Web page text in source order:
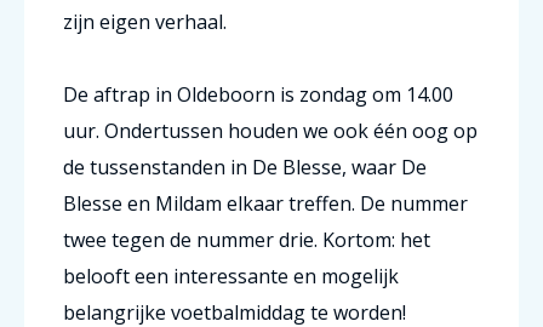
zijn eigen verhaal.
De aftrap in Oldeboorn is zondag om 14.00
uur. Ondertussen houden we ook één oog op
de tussenstanden in De Blesse, waar De
Blesse en Mildam elkaar treffen. De nummer
twee tegen de nummer drie. Kortom: het
belooft een interessante en mogelijk
belangrijke voetbalmiddag te worden!